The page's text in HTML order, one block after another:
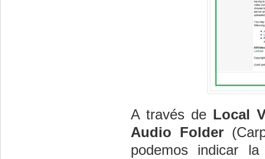
A través de Local
Audio Folder
podemos indicar